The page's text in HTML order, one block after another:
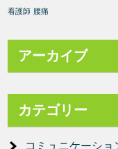
看護師 腰痛
アーカイブ
カテゴリー
コミュニケーショ